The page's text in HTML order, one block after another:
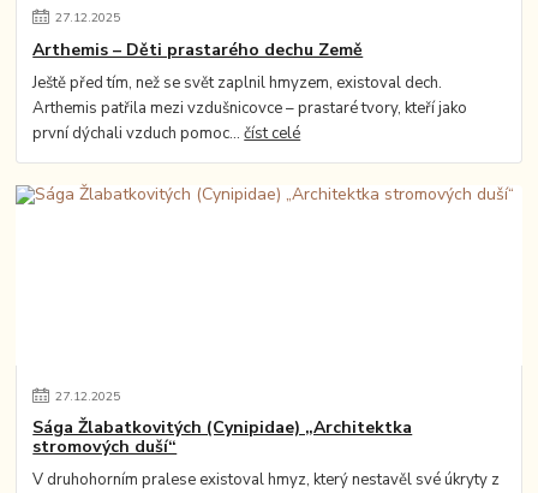
27.12.2025
Arthemis – Děti prastarého dechu Země
Ještě před tím, než se svět zaplnil hmyzem, existoval dech.
Arthemis patřila mezi vzdušnicovce – prastaré tvory, kteří jako
první dýchali vzduch pomoc...číst celé
27.12.2025
Sága Žlabatkovitých (Cynipidae) „Architektka
stromových duší“
V druhohorním pralese existoval hmyz, který nestavěl své úkryty z